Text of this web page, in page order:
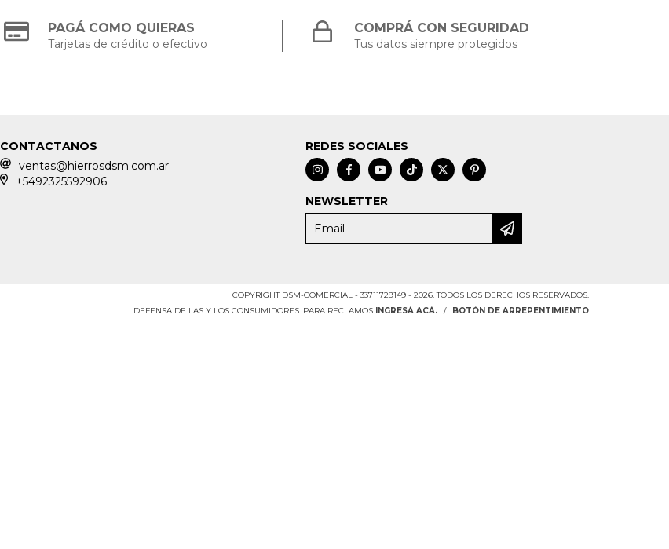
PAGÁ COMO QUIERAS
Tarjetas de crédito o efectivo
COMPRÁ CON SEGURIDAD
Tus datos siempre protegidos
CONTACTANOS
ventas@hierrosdsm.com.ar
+5492325592906
REDES SOCIALES
NEWSLETTER
COPYRIGHT DSM-COMERCIAL - 33711729149 - 2026. TODOS LOS DERECHOS RESERVADOS.
DEFENSA DE LAS Y LOS CONSUMIDORES. PARA RECLAMOS
INGRESÁ ACÁ. / BOTÓN DE ARREPENTIMIENTO